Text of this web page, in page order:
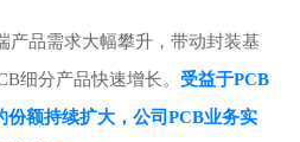
产品需求大幅攀升，带动封装基
细分产品快速增长。 受益于PCB
份额持续扩大，公司PCB业务实